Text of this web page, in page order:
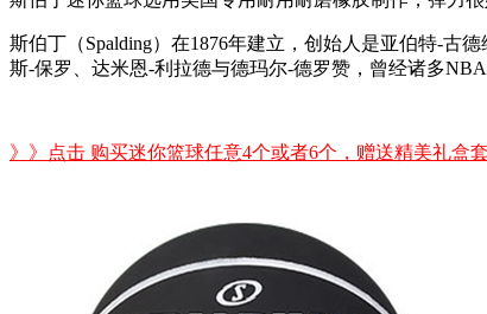
斯伯丁（Spalding）在1876年建立，创始人是亚伯特-古
斯-保罗、达米恩-利拉德与德玛尔-德罗赞，曾经诸多
》》点击 购买迷你篮球任意4个或者6个，赠送精美礼盒